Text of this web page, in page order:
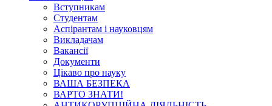
Вступникам
Студентам
Аспірантам і науковцям
Викладачам
Вакансії
Документи
Цікаво про науку
ВАША БЕЗПЕКА
ВАРТО ЗНАТИ!